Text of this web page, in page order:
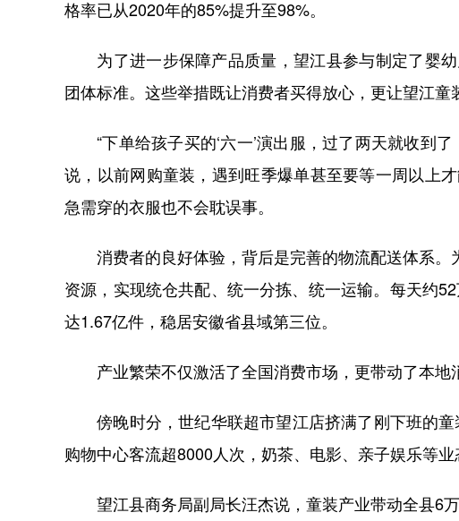
格率已从2020年的85%提升至98%。
为了进一步保障产品质量，望江县参与制定了婴幼
团体标准。这些举措既让消费者买得放心，更让望江童
“下单给孩子买的‘六一’演出服，过了两天就收到了
说，以前网购童装，遇到旺季爆单甚至要等一周以上
急需穿的衣服也不会耽误事。
消费者的良好体验，背后是完善的物流配送体系。
资源，实现统仓共配、统一分拣、统一运输。每天约
达1.67亿件，稳居安徽省县域第三位。
产业繁荣不仅激活了全国消费市场，更带动了本地
傍晚时分，世纪华联超市望江店挤满了刚下班的童
购物中心客流超8000人次，奶茶、电影、亲子娱乐等
望江县商务局副局长汪杰说，童装产业带动全县6